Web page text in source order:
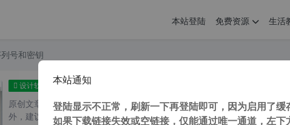
本站登陆 免费资源 生活
号和密钥
设计软件 AutoCAD2021“珊瑚の海”64位精简优化版
原创文章，转载请注明： 转载自 cnorg.12hp.de 注意： 由于网站空间位于
外，建议避开晚上的访问高...
本站通知
登陆显示不正常，刷新一下再登陆即可，因为启用了缓
如果下载链接失效或空链接，仅能通过唯一通道，左下